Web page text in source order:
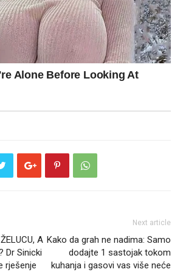
A
Dr Sinicki
rješenje
Next article
Kako da grah ne nadima: Samo
dodajte 1 sastojak tokom
kuhanja i gasovi vas više neće